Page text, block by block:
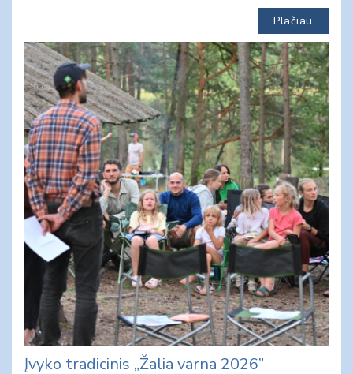
Plačiau
Įvyko tradicinis „Žalia varna 2026”